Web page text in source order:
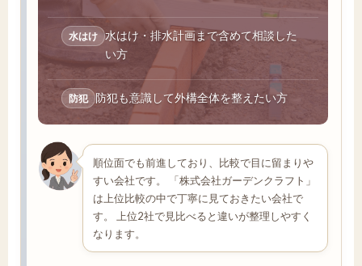
水はけ 水はけ・排水計画まで含めて相談した
い方
防犯 防犯も意識して外構全体を整えたい方
順位面でも前進しており、比較で目に留まりや
すい会社です。 「株式会社ガーデンクラフト」
は上位比較の中で丁寧に見ておきたい会社で
す。 上位2社で見比べると違いが整理しやすく
なります。